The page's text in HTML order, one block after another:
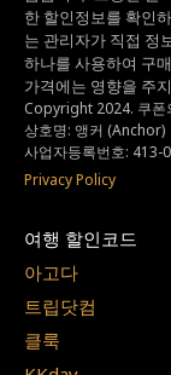
한 할인정보를 확인
는 관리자가 직접 정
하나를 사용하여 구
가격에는 영향을 주
Copyright 2024. 쿠
상호명: 앵커 (Anchor)
사업자등록번호: 413-
Privacy Policy
여행 할인코드
아고다
트립닷컴
클룩